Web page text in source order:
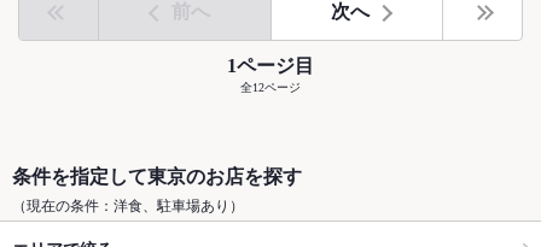
前へ 次へ
1ページ目
全12ページ
条件を指定して東京のお店を探す
（現在の条件：洋食、駐車場あり）